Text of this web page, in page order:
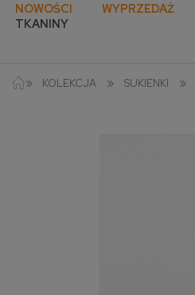
NOWOŚCI WYPRZEDAŻ
TKANINY
» KOLEKCJA » SUKIENKI »